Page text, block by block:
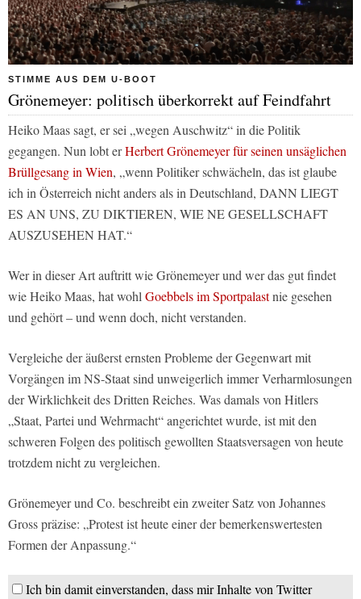
STIMME AUS DEM U-BOOT
Grönemeyer: politisch überkorrekt auf Feindfahrt
Heiko Maas sagt, er sei „wegen Auschwitz“ in die Politik
gegangen. Nun lobt erHerbert Grönemeyer für seinen unsäglichen
Brüllgesang in Wien, „wenn Politiker schwächeln, das ist glaube
ich in Österreich nicht anders als in Deutschland, DANN LIEGT
ES AN UNS, ZU DIKTIEREN, WIE NE GESELLSCHAFT
AUSZUSEHEN HAT.“
Wer in dieser Art auftritt wie Grönemeyer und wer das gut findet
wie Heiko Maas, hat wohl Goebbels im Sportpalastnie gesehen
und gehört – und wenn doch, nicht verstanden.
Vergleiche der äußerst ernsten Probleme der Gegenwart mit
Vorgängen im NS-Staat sind unweigerlich immer Verharmlosungen
der Wirklichkeit des Dritten Reiches. Was damals von Hitlers
„Staat, Partei und Wehrmacht“ angerichtet wurde, ist mit den
schweren Folgen des politisch gewollten Staatsversagen von heute
trotzdem nicht zu vergleichen.
Grönemeyer und Co. beschreibt ein zweiter Satz von Johannes
Gross präzise: „Protest ist heute einer der bemerkenswertesten
Formen der Anpassung.“
Ich bin damit einverstanden, dass mir Inhalte von Twitter